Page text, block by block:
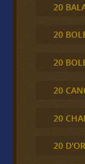
20
20
20
20
20
20